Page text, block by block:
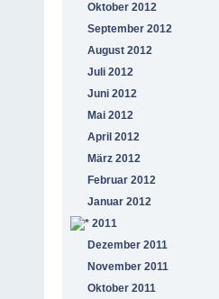
Oktober 2012
September 2012
August 2012
Juli 2012
Juni 2012
Mai 2012
April 2012
März 2012
Februar 2012
Januar 2012
2011
Dezember 2011
November 2011
Oktober 2011